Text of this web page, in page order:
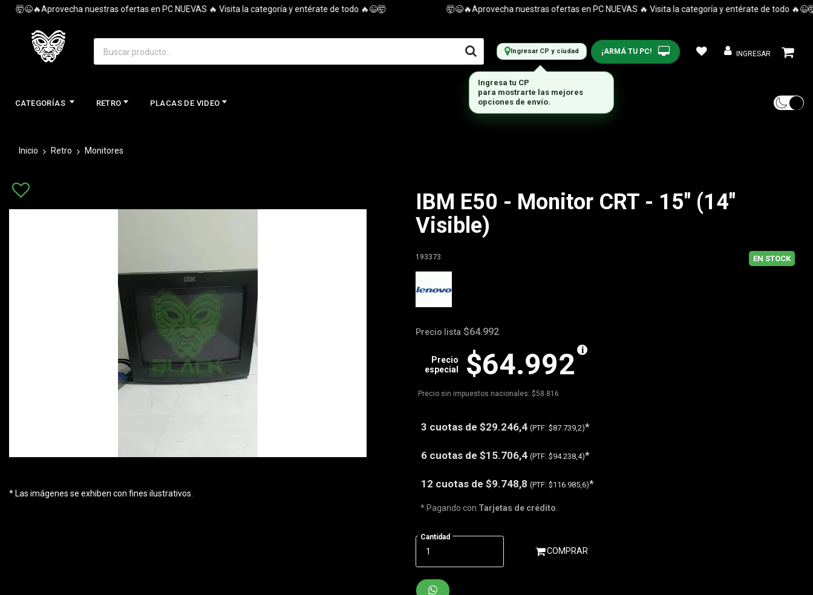
nuestras ofertas en PC NUEVAS 🔥 Visita la categoría y entérate de todo 🔥😉🤯 🤯😉🔥Aprovecha nuestras ofertas en PC NUEVAS 🔥 Visita la categoría y entérate de todo 🔥😉🤯
Ingresar CP y ciudad ¡ARMÁ TU PC! INGRESAR
CATEGORÍAS RETRO PLACAS DE VIDEO
Inicio Retro Monitores
* Las imágenes se exhiben con fines ilustrativos.
IBM E50 - Monitor CRT - 15" (14"
Visible)
193373 EN STOCK
Precio lista $64.992
$64.992
Precio
especial
Precio sin impuestos nacionales: $58.816
3 cuotas de $29.246,4 (PTF: $87.739,2)*
6 cuotas de $15.706,4 (PTF: $94.238,4)*
12 cuotas de $9.748,8 (PTF: $116.985,6)*
* Pagando con Tarjetas de crédito
Cantidad
COMPRAR